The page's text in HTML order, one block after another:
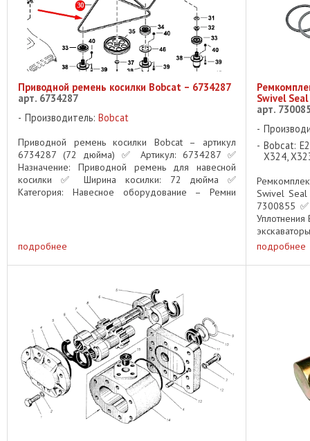
Приводной ремень косилки Bobcat – 6734287
арт. 6734287
Производитель: Bobcat
Приводной ремень косилки Bobcat – артикул
6734287 (72 дюйма) ✅ Артикул: 6734287 ✅
Назначение: Приводной ремень для навесной
косилки ✅ Ширина косилки: 72 дюйма ✅
Категория: Навесное оборудование – Ремни
подробнее
Swivel
арт.
Bobcat:
X324,
Swivel
7300855 ✅
подробнее